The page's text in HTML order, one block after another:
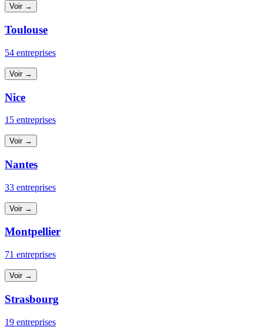
Voir →
Toulouse
54 entreprises
Voir →
Nice
15 entreprises
Voir →
Nantes
33 entreprises
Voir →
Montpellier
71 entreprises
Voir →
Strasbourg
19 entreprises